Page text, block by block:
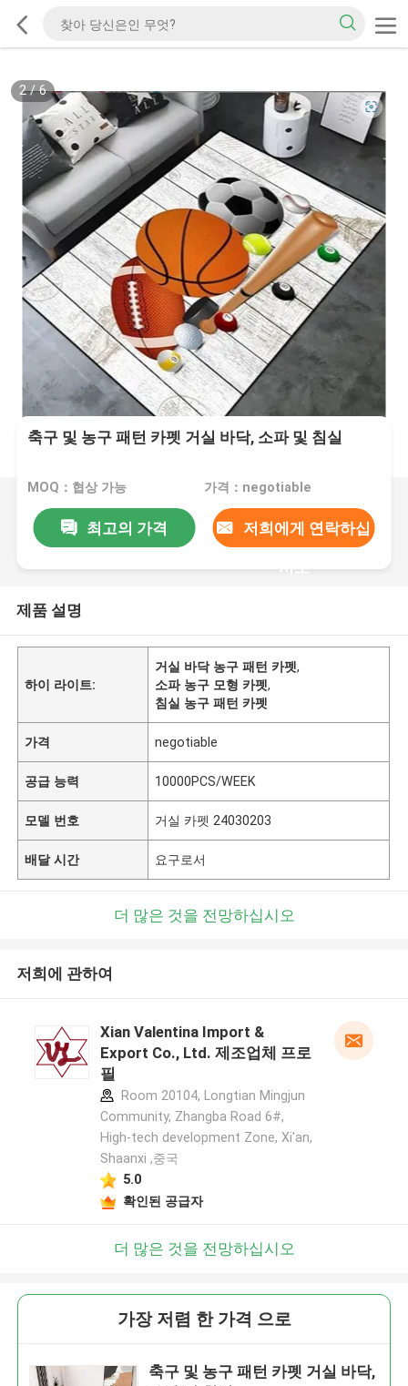
2/6
축구 및 농구 패턴 카펫 거실 바닥, 소파 및 침실
MOQ：협상 가능 가격：negotiable
최고의 가격 저희에게 연락하십
시오
제품 설명
하이 라이트:
거실 바닥 농구 패턴 카펫,
소파 농구 모형 카펫,
침실 농구 패턴 카펫
가격 negotiable
공급 능력 10000PCS/WEEK
모델 번호 거실 카펫 24030203
배달 시간 요구로서
더 많은 것을 전망하십시오
저희에 관하여
Xian Valentina Import &
Export Co., Ltd. 제조업체 프로
필
Room 20104, Longtian Mingjun
Community, Zhangba Road 6#,
High-tech development Zone, Xi'an,
Shaanxi ,중국
5.0
확인된 공급자
더 많은 것을 전망하십시오
가장 저렴 한 가격 으로
축구 및 농구 패턴 카펫 거실 바닥,